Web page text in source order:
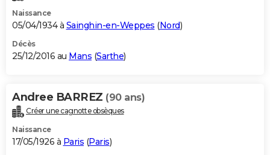
Naissance
05/04/1934 à Sainghin-en-Weppes (Nord)
Décès
25/12/2016 au Mans (Sarthe)
Andree BARREZ (90 ans)
Créer une cagnotte obsèques
Naissance
17/05/1926 à Paris (Paris)